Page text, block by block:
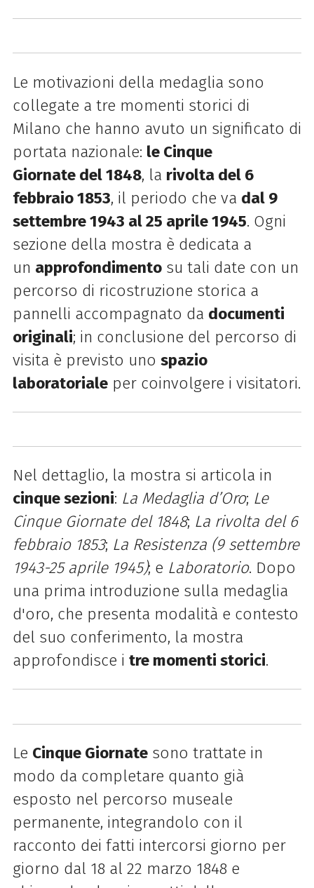
Le motivazioni della medaglia sono
collegate a tre momenti storici di
Milano che hanno avuto un significato di
portata nazionale: le Cinque
Giornate del 1848, la rivolta del 6
febbraio 1853, il periodo che va dal 9
settembre 1943 al25 aprile 1945. Ogni
sezione della mostra è dedicata a
un approfondimento su tali date con un
percorso di ricostruzione storica a
pannelli accompagnato da documenti
originali; in conclusione del percorso di
visita è previsto uno spazio
laboratoriale per coinvolgere i visitatori.
Nel dettaglio, la mostra si articola in
cinque sezioni: La Medaglia d’Oro; Le
Cinque Giornate del 1848; La rivolta del 6
febbraio 1853; La Resistenza (9 settembre
1943-25 aprile 1945); e Laboratorio. Dopo
una prima introduzione sulla medaglia
d'oro, che presenta modalità e contesto
del suo conferimento, la mostra
approfondisce i tre momenti storici.
Le Cinque Giornatesono trattate in
modo da completare quanto già
esposto nel percorso museale
permanente, integrandolo con il
racconto dei fatti intercorsi giorno per
giorno dal 18 al 22 marzo 1848 e